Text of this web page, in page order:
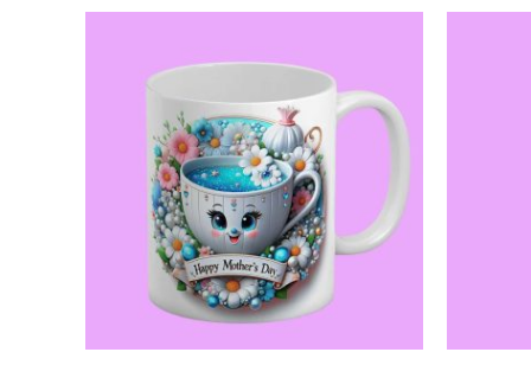
tiene
múltiples
opciones
se